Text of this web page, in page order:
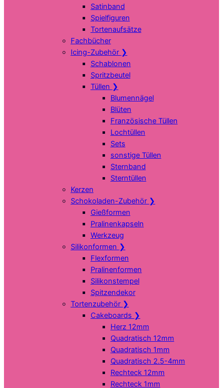
Satinband
Spielfiguren
Tortenaufsätze
Fachbücher
Icing-Zubehör ❯
Schablonen
Spritzbeutel
Tüllen ❯
Blumennägel
Blüten
Französische Tüllen
Lochtüllen
Sets
sonstige Tüllen
Sternband
Sterntüllen
Kerzen
Schokoladen-Zubehör ❯
Gießformen
Pralinenkapseln
Werkzeug
Silikonformen ❯
Flexformen
Pralinenformen
Silikonstempel
Spitzendekor
Tortenzubehör ❯
Cakeboards ❯
Herz 12mm
Quadratisch 12mm
Quadratisch 1mm
Quadratisch 2.5-4mm
Rechteck 12mm
Rechteck 1mm